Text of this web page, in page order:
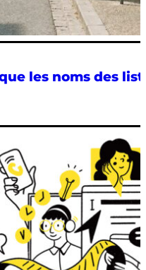
les noms des
Kervegan